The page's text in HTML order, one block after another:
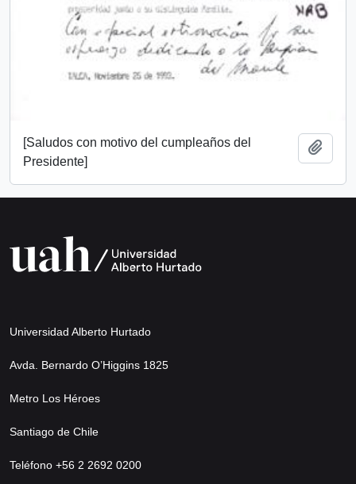
[Saludos con motivo del cumpleaños del
Presidente]
Universidad Alberto Hurtado
Avda. Bernardo O’Higgins 1825
Metro Los Héroes
Santiago de Chile
Teléfono +56 2 2692 0200